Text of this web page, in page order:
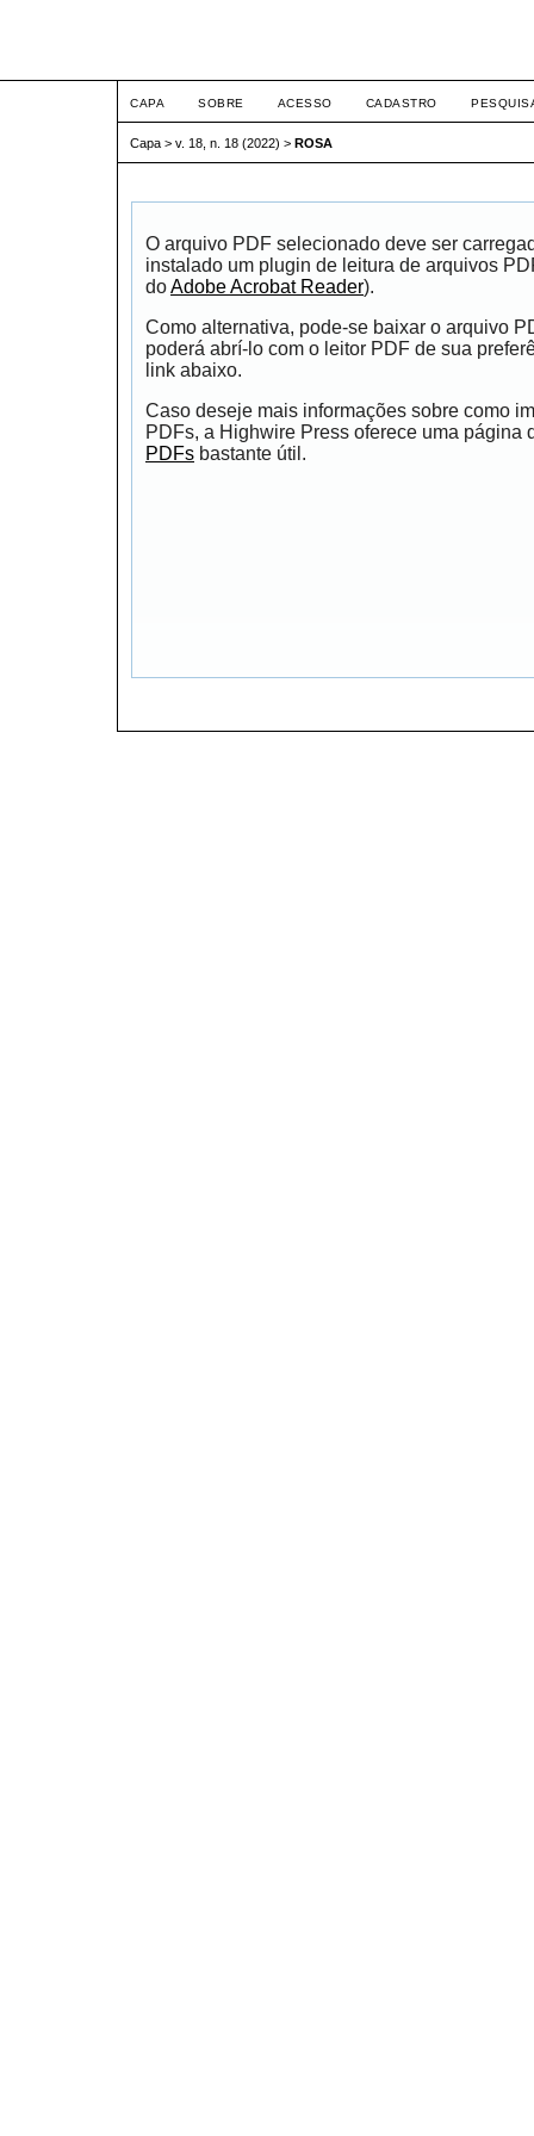
CAPA SOBRE ACESSO CADASTRO
Capa > v. 18, n. 18 (2022) > ROSA
O arquivo PDF selecionado deve ser
instalado um plugin de leitura de arquivos
doAdobe Acrobat Reader).
Como alternativa, pode-se baixar o arquivo
poderá abrí-lo com o leitor PDF de sua
link abaixo.
Caso deseje mais informações sobre como
PDFs, a Highwire Press oferece uma página
PDFs bastante útil.